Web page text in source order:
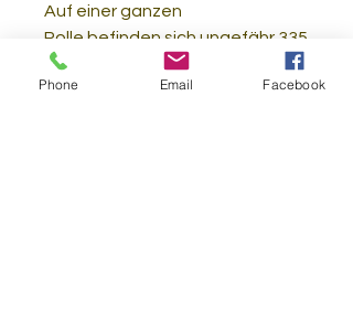
Auf einer ganzen
Rolle befinden sich ungefähr 335
Meter Garn (Ca.100 g).
Phone Email Facebook